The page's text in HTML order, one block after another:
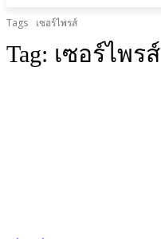
Tags เซอร์ไพรส์
Tag: เซอร์ไพรส์